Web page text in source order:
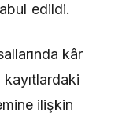
edildi.
kâr
kayıtlardaki
ilişkin